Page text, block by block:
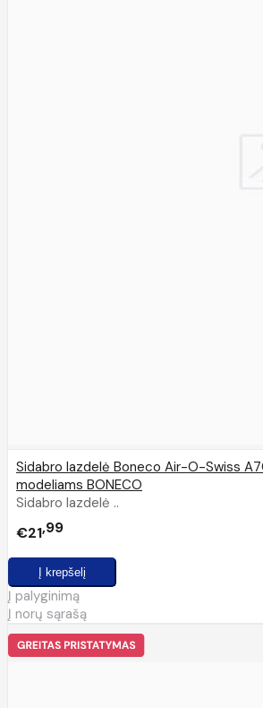
Sidabro lazdelė Boneco Air-O-Swiss
modeliams BONECO
Sidabro lazdelė ..
€21 99
Į palyginimą
Į norų sąrašą